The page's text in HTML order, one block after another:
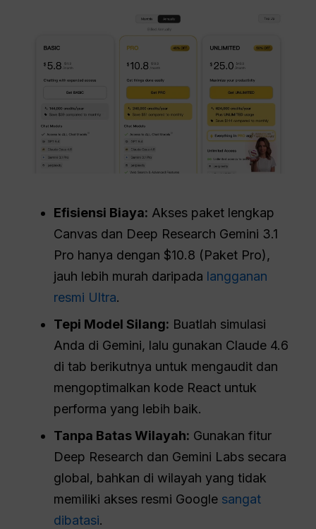
Efisiensi Biaya: Akses paket lengkap
Canvas dan Deep Research Gemini 3.1
Pro hanya dengan $10.8 (Paket Pro),
jauh lebih murah daripada langganan
resmi Ultra.
Tepi Model Silang: Buatlah simulasi
Anda di Gemini, lalu gunakan Claude 4.6
di tab berikutnya untuk mengaudit dan
mengoptimalkan kode React untuk
performa yang lebih baik.
Tanpa Batas Wilayah: Gunakan fitur
Deep Research dan Gemini Labs secara
global, bahkan di wilayah yang tidak
memiliki akses resmi Google sangat
dibatasi.